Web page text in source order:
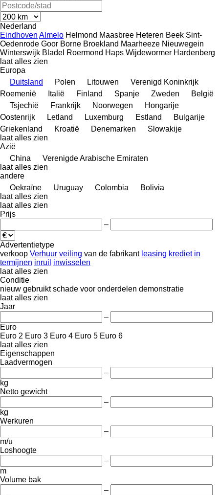
Nederland
Eindhoven Almelo Helmond Maasbree Heteren Beek Sint-
Oedenrode Goor Borne Broekland Maarheeze Nieuwegein
Winterswijk Bladel Roermond Haps Wijdewormer Hardenberg
laat alles zien
Europa
Duitsland
Polen Litouwen
Verenigd Koninkrijk
Roemenië
Italië Finland Spanje Zweden
België
Tsjechië
Frankrijk Noorwegen
Hongarije
Oostenrijk
Letland Luxemburg Estland
Bulgarije
Griekenland
Kroatië Denemarken
Slowakije
laat alles zien
Azië
China
Verenigde Arabische Emiraten
laat alles zien
andere
Oekraïne
Uruguay Colombia
Bolivia
laat alles zien
laat alles zien
Prijs
–
Advertentietype
verkoop Verhuur veiling van de fabrikant leasing krediet in
termijnen inruil inwisselen
laat alles zien
Conditie
nieuw gebruikt schade voor onderdelen demonstratie
laat alles zien
Jaar
–
Euro
Euro 2 Euro 3 Euro 4 Euro 5 Euro 6
laat alles zien
Eigenschappen
Laadvermogen
–
kg
Netto gewicht
–
kg
Werkuren
–
m/u
Loshoogte
–
m
Volume bak
–